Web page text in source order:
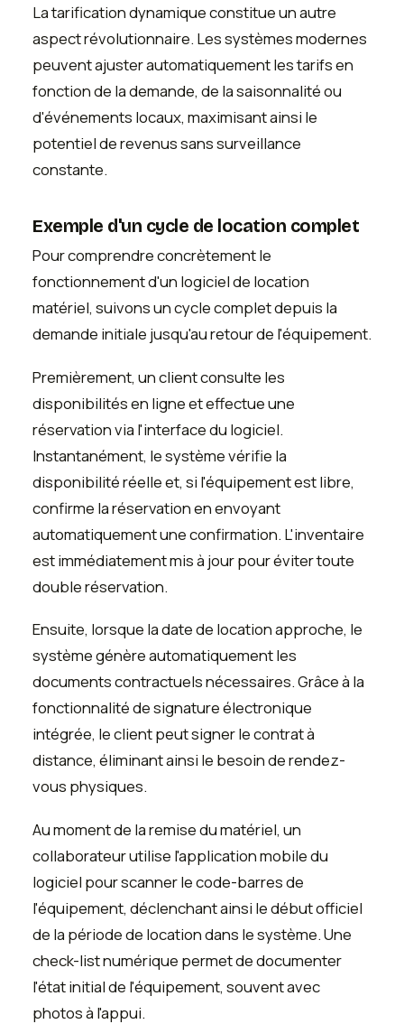
La tarification dynamique constitue un autre
aspect révolutionnaire. Les systèmes modernes
peuvent ajuster automatiquement les tarifs en
fonction de la demande, de la saisonnalité ou
d'événements locaux, maximisant ainsi le
potentiel de revenus sans surveillance
constante.
Exemple d'un cycle de location complet
Pour comprendre concrètement le
fonctionnement d'un logiciel de location
matériel, suivons un cycle complet depuis la
demande initiale jusqu'au retour de l'équipement.
Premièrement, un client consulte les
disponibilités en ligne et effectue une
réservation via l'interface du logiciel.
Instantanément, le système vérifie la
disponibilité réelle et, si l'équipement est libre,
confirme la réservation en envoyant
automatiquement une confirmation. L'inventaire
est immédiatement mis à jour pour éviter toute
double réservation.
Ensuite, lorsque la date de location approche, le
système génère automatiquement les
documents contractuels nécessaires. Grâce à la
fonctionnalité de signature électronique
intégrée, le client peut signer le contrat à
distance, éliminant ainsi le besoin de rendez-
vous physiques.
Au moment de la remise du matériel, un
collaborateur utilise l'application mobile du
logiciel pour scanner le code-barres de
l'équipement, déclenchant ainsi le début officiel
de la période de location dans le système. Une
check-list numérique permet de documenter
l'état initial de l'équipement, souvent avec
photos à l'appui.